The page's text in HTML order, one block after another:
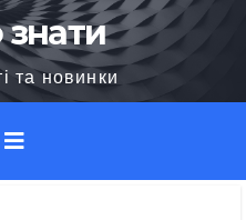
знати
та новинки